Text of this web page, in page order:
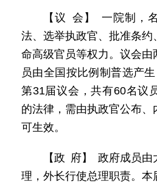
【议 会】 一院制，
法、选举执政官、批准条
命高级官员等权力。议会由
员由全国按比例制普选产
第31届议会，共有60名议
的法律，需由执政官公布
可生效。
【政 府】 政府成员
理，外长行使总理职责。